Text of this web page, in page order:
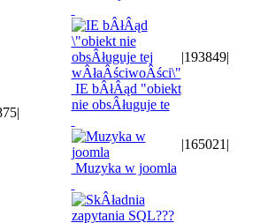
|
IE bÂłÂąd "obiekt
nie obsÂługuje te
|193849|
Muzyka w joomla
|165021|